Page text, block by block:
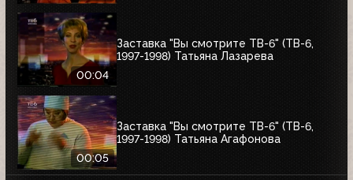
00:04
Заставка "Вы смотрите ТВ-6" (ТВ-6,
1997-1998) Татьяна Лазарева
00:05
Заставка "Вы смотрите ТВ-6" (ТВ-6,
1997-1998) Татьяна Агафонова